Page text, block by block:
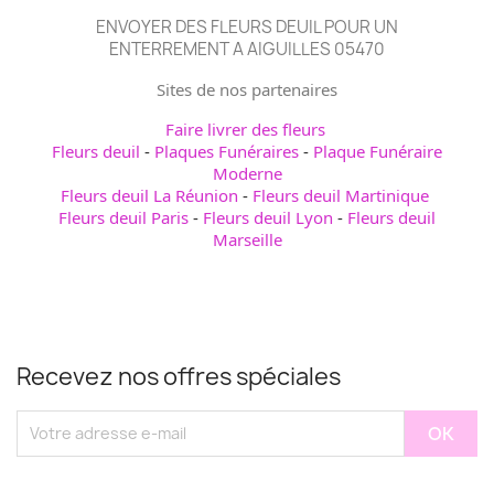
ENVOYER DES FLEURS DEUIL POUR UN
ENTERREMENT A AIGUILLES 05470
Sites de nos partenaires
Faire livrer des fleurs
Fleurs deuil - Plaques Funéraires - Plaque Funéraire
Moderne
Fleurs deuil La Réunion - Fleurs deuil Martinique
Fleurs deuil Paris - Fleurs deuil Lyon - Fleurs deuil
Marseille
Recevez nos offres spéciales